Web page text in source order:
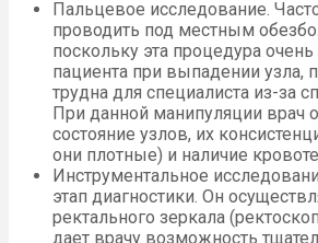
Пальцевое исследование.
проводить под местным
поскольку эта процедура
пациента при выпадении узла,
трудна для специалиста из-за
При данной манипуляции врач
состояние узлов, их
они плотные) и наличие
Инструментальное
этап диагностики. Он
ректального зеркала
дает врачу возможность